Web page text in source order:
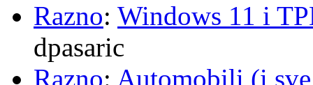
Razno: Windows 11 i
dpasaric
Razno: Automobili (i